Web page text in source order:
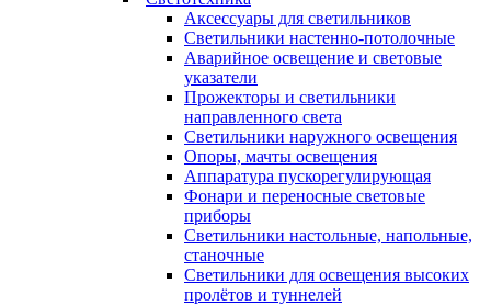
Аксессуары для светильников
Светильники настенно-потолочные
Аварийное освещение и световые
указатели
Прожекторы и светильники
направленного света
Светильники наружного освещения
Опоры, мачты освещения
Аппаратура пускорегулирующая
Фонари и переносные световые
приборы
Светильники настольные, напольные,
станочные
Светильники для освещения высоких
пролётов и туннелей